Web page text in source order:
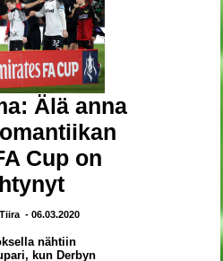
Älä anna
Cup on
- 06.03.2020
nähtiin
kun Derbyn